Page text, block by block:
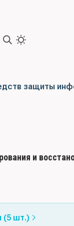
защиты
и
(5 шт.)